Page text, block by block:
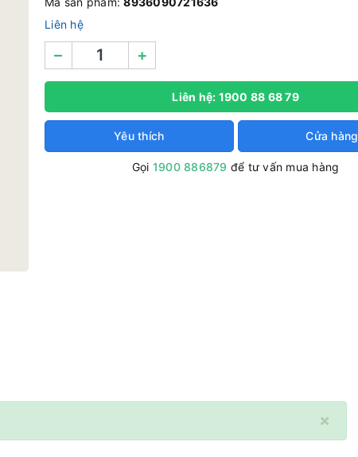
Liên hệ
– +
Liên hệ: 1900 88 68 79
Yêu thích Cửa hàng
Gọi 1900 886879 để tư vấn mua hàng
×